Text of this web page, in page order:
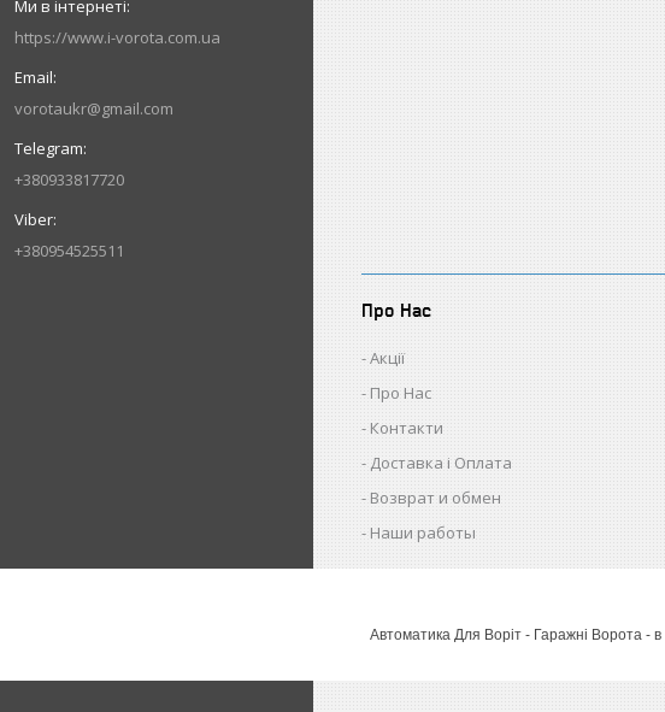
https://www.i-vorota.com.ua
vorotaukr@gmail.com
+380933817720
+380954525511
Про Нас
Акції
Про Нас
Контакти
Доставка і Оплата
Возврат и обмен
Наши работы